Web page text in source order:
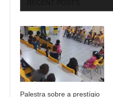
Palestra sobre a prestígio